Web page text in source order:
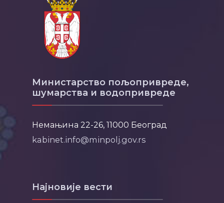
Министарство пољопривреде,
шумарства и водопривреде
Немањина 22-26, 11000 Београд
kabinet.info@minpolj.gov.rs
Најновије вести